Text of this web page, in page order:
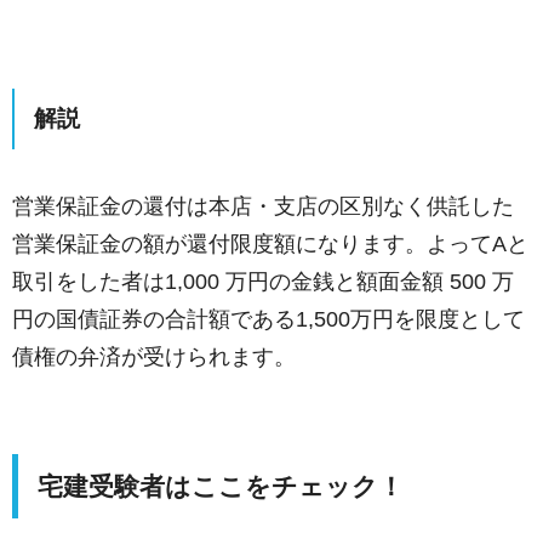
解説
営業保証金の還付は本店・支店の区別なく供託した
営業保証金の額が還付限度額になります。よってAと
取引をした者は1,000 万円の金銭と額面金額 500 万
円の国債証券の合計額である1,500万円を限度として
債権の弁済が受けられます。
宅建受験者はここをチェック！